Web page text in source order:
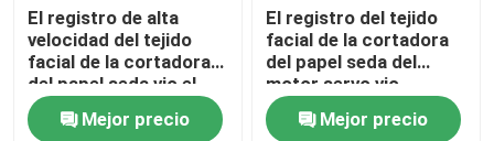
El registro de alta
velocidad del tejido
facial de la cortadora
del papel seda vio el
cortador 380V 50Hz
Mejor precio
El registro del tejido
facial de la cortadora
del papel seda del
motor servo vio
control del PLC del
cortadorMejor precio